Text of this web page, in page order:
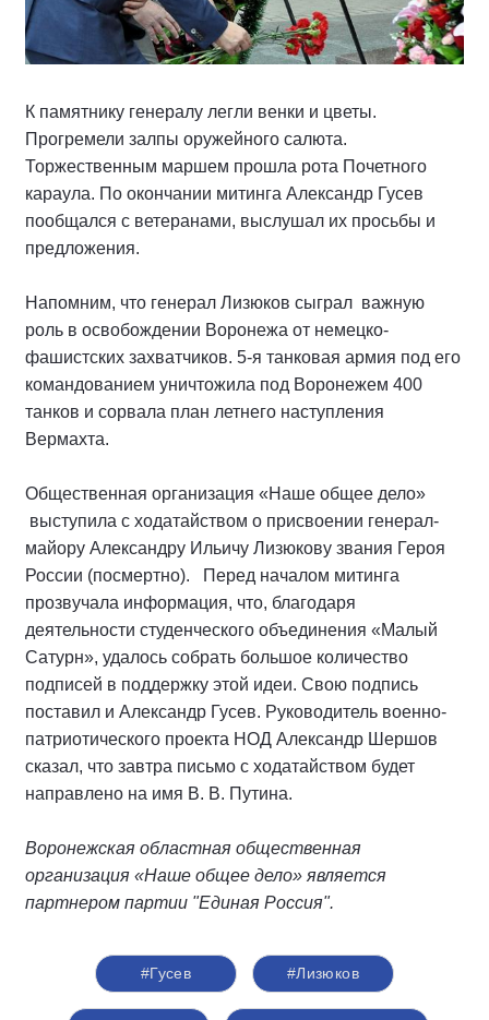
К памятнику генералу легли венки и цветы.
Прогремели залпы оружейного салюта.
Торжественным маршем прошла рота Почетного
караула. По окончании митинга Александр Гусев
пообщался с ветеранами, выслушал их просьбы и
предложения.
Напомним, что генерал Лизюков сыграл важную
роль в освобождении Воронежа от немецко-
фашистских захватчиков. 5-я танковая армия под его
командованием уничтожила под Воронежем 400
танков и сорвала план летнего наступления
Вермахта.
Общественная организация «Наше общее дело»
выступила с ходатайством о присвоении генерал-
майору Александру Ильичу Лизюкову звания Героя
России (посмертно). Перед началом митинга
прозвучала информация, что, благодаря
деятельности студенческого объединения «Малый
Сатурн», удалось собрать большое количество
подписей в поддержку этой идеи. Свою подпись
поставил и Александр Гусев. Руководитель военно-
патриотического проекта НОД Александр Шершов
сказал, что завтра письмо с ходатайством будет
направлено на имя В. В. Путина.
Воронежская областная общественная
организация «Наше общее дело» является
партнером партии "Единая Россия".
#Гусев #Лизюков